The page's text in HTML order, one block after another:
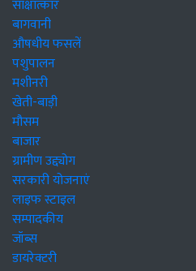
साक्षात्कार
बागवानी
औषधीय फसलें
पशुपालन
मशीनरी
खेती-बाड़ी
मौसम
बाजार
ग्रामीण उद्द्योग
सरकारी योजनाएं
लाइफ स्टाइल
सम्पादकीय
जॉब्स
डायरेक्टरी